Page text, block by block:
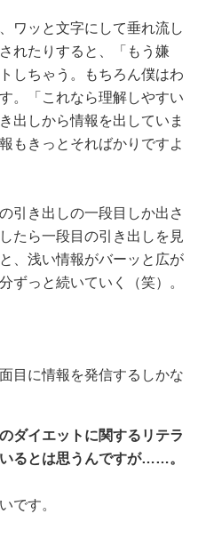
ワッと文字にして垂れ流し
れたりすると、「もう嫌
しちゃう。もちろん僕はわ
。「これなら理解しやすい
出しから情報を出していま
もきっとそればかりですよ
引き出しの一段目しか出さ
たら一段目の引き出しを見
、浅い情報がバーッと広が
ずっと続いていく（笑）。
目に情報を発信するしかな
イエットに関するリテラ
るとは思うんですが……。
です。